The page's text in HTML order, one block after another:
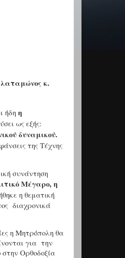
κ.
ήδη η
ως εξής:
δυναμικού.
της Τέχνης
συνάντηση
Μέγαρο, η
η θεματική
διαχρονικά
η Μητρόπολη θα
για την
Ορθοδοξία